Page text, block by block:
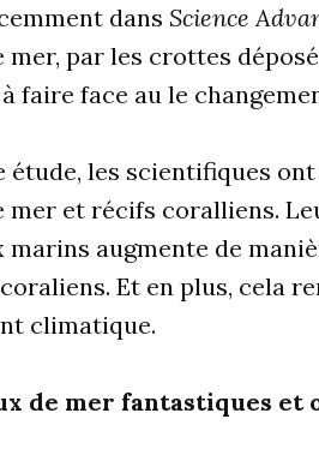
dans Science
mer, par les crottes
faire face au le
étude, les scientifiques
mer et récifs coralliens.
marins augmente de
Et en plus, cela
climatique.
de mer fantastiques